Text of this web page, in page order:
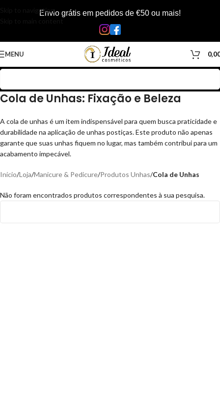
Skip to navigationEnvio grátis em pedidos de €50 ou mais!
MENU
Cola de Unhas: Fixação e Beleza
A cola de unhas é um item indispensável para quem busca praticidade e
durabilidade na aplicação de unhas postiças. Este produto não apenas
garante que suas unhas fiquem no lugar, mas também contribui para um
acabamento impecável.
Início/Loja/Manicure & Pedicure/Produtos Unhas/Cola de Unhas
Não foram encontrados produtos correspondentes à sua pesquisa.